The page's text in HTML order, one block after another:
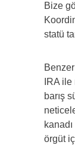
Bize
statü
IRA
barış
örgüt